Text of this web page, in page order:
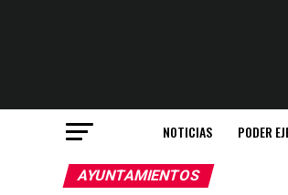
NOTICIAS PODER
AYUNTAMIENTOS